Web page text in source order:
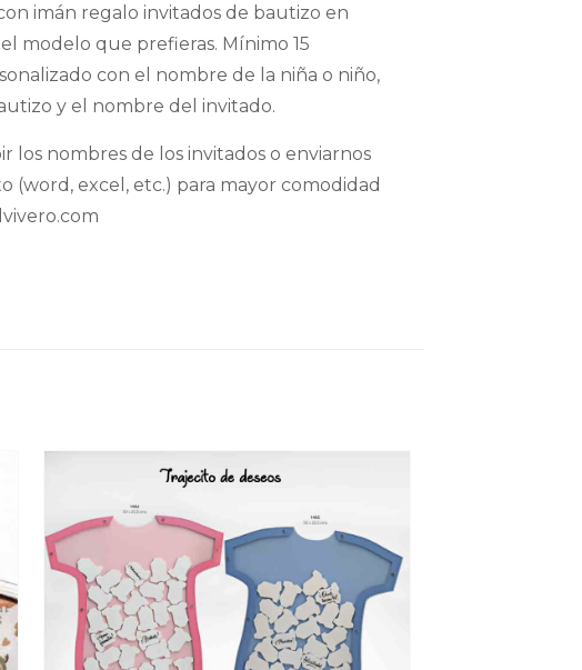
imán regalo invitados de bautizo en
modelo que prefieras. Mínimo 15
con el nombre de la niña o niño,
y el nombre del invitado.
los nombres de los invitados o enviarnos
(word, excel, etc.) para mayor comodidad